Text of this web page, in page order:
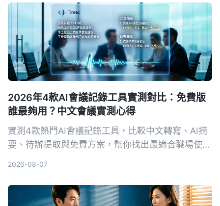
2026年4款AI會議記錄工具實測對比：免費版
誰最夠用？中文會議實測心得
實測4款熱門AI會議記錄工具，比較中文轉寫、AI摘
要、待辦提取與免費方案，幫你找出最適合職場使用
2026-08-07